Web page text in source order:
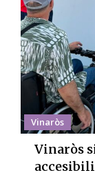
Vinaròs
Vinaròs